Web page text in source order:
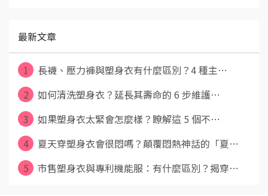
最新文章
1
長襪、壓力褲與塑身衣有什麼區別？4 種主⋯
2
如何清洗塑身衣？延長其壽命的 6 步維護⋯
3
如果塑身衣太緊會怎麼樣？瞭解這 5 個不⋯
4
夏天穿塑身衣會很悶嗎？顛覆悶熱神話的「夏⋯
5
市售塑身衣與專利機能服：有什麼區別？揭穿⋯